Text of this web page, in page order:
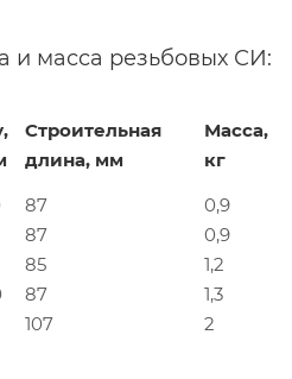
и масса резьбовых СИ:
Строительная
длина, мм
Масса,
кг
87
0,9
87
0,9
85
1,2
87
1,3
107 2